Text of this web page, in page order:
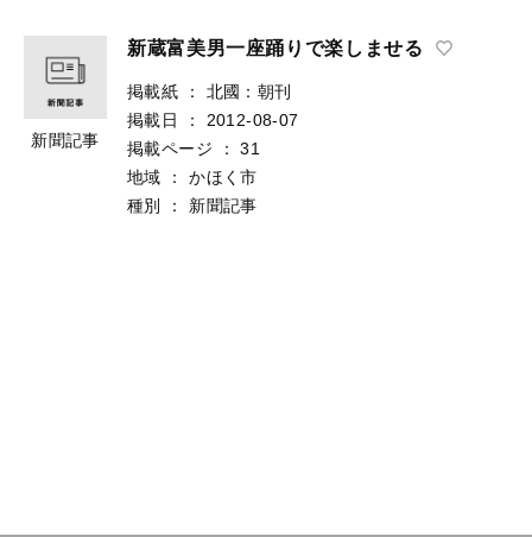
新聞記事
新蔵富美男一座踊りで楽しませる
掲載紙 ：
北國：朝刊
掲載日
：
2012-08-07
掲載ページ
：
31
地域
：
かほく市
種別
： 新聞記事